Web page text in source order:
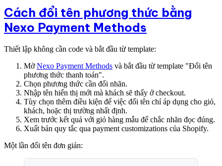
Cách đổi tên phương thức bằng
Nexo Payment Methods
Thiết lập không cần code và bắt đầu từ template:
MởNexo Payment Methods và bắt đầu từ template "Đổi tên
phương thức thanh toán".
Chọn phương thức cần đổi nhãn.
Nhập tên hiển thị mới mà khách sẽ thấy ở checkout.
Tùy chọn thêm điều kiện để việc đổi tên chỉ áp dụng cho giỏ,
khách, hoặc thị trường nhất định.
Xem trước kết quả với giỏ hàng mẫu để chắc nhãn đọc đúng.
Xuất bản quy tắc qua payment customizations của Shopify.
Một lần đổi tên đơn giản: